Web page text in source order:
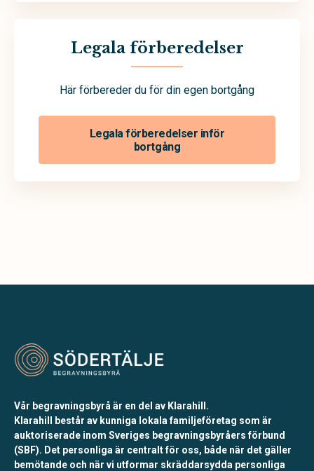
Legala förberedelser
Här förbereder du för din egen bortgång
Legala förberedelser inför
bortgång
Vår begravningsbyrå är en del av Klarahill.
Klarahill består av kunniga lokala familjeföretag som är
auktoriserade inom Sveriges begravningsbyråers förbund
(SBF). Det personliga är centralt för oss, både när det gäller
bemötande och när vi utformar skräddarsydda personliga